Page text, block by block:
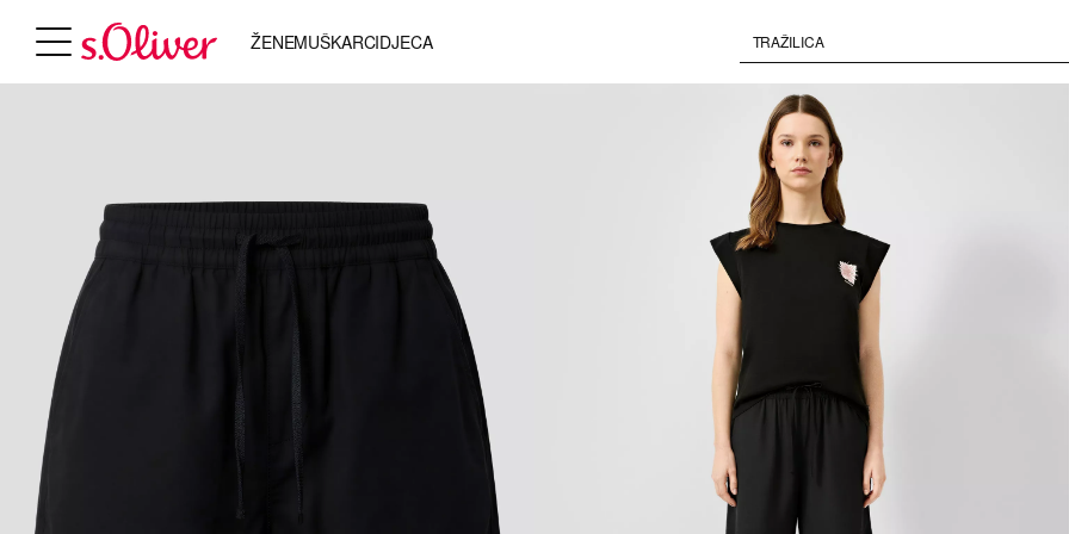
ŽENEMUŠKARCIDJECA